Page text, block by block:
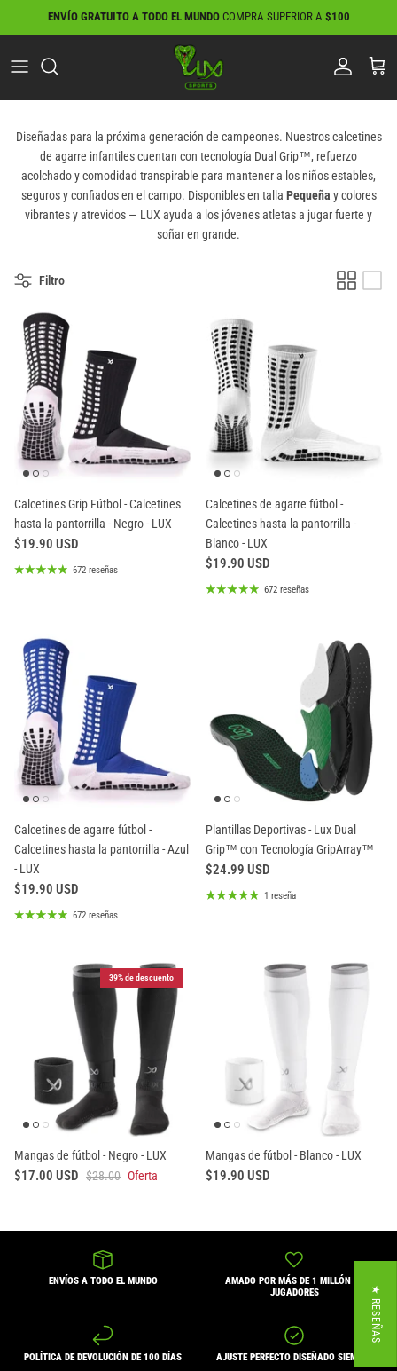
ENVÍO GRATUITO A TODO EL MUNDO COMPRA SUPERIOR A $100
Diseñadas para la próxima generación de campeones. Nuestros calcetines
de agarre infantiles cuentan con tecnología Dual Grip™, refuerzo
acolchado y comodidad transpirable para mantener a los niños estables,
seguros y confiados en el campo. Disponibles en talla Pequeña y colores
vibrantes y atrevidos — LUX ayuda a los jóvenes atletas a jugar fuerte y
soñar en grande.
Filtro
Calcetines Grip Fútbol - Calcetines
hasta la pantorrilla - Negro - LUX
$19.90 USD
672 reseñas
Calcetines de agarre fútbol -
Calcetines hasta la pantorrilla -
Blanco - LUX
$19.90 USD
672 reseñas
Calcetines de agarre fútbol -
Calcetines hasta la pantorrilla - Azul
- LUX
$19.90 USD
672 reseñas
Plantillas Deportivas - Lux Dual
Grip™ con Tecnología GripArray™
$24.99 USD
1 reseña
39% de descuento
Mangas de fútbol - Negro - LUX
$17.00 USD $28.00 Oferta
Mangas de fútbol - Blanco - LUX
$19.90 USD
ENVÍOS A TODO EL MUNDO
AMADO POR MÁS DE 1 MILLÓN DE
JUGADORES
POLÍTICA DE DEVOLUCIÓN DE 100 DÍAS AJUSTE PERFECTO DISEÑADO SIEMPRE
★ RESEÑAS